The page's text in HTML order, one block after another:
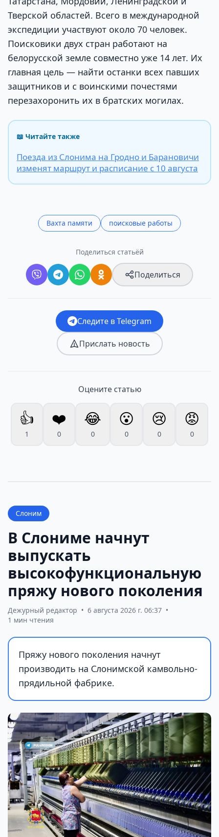
Тверской областей. Всего в международной
экспедиции участвуют около 70 человек.
Поисковики двух стран работают на
белорусской земле совместно уже 14 лет. Их
главная цель — найти останки всех павших
защитников и с воинскими почестями
перезахоронить их в братских могилах.
📖 Читайте также
Поезда из Слонима на Гродно и Барановичи
изменят маршрут и расписание с 10 августа
Вахта памяти поисковые работы
Поделиться статьёй
Поделиться
Следите в Telegram
Прислать новость
Оцените статью
👍
1
❤️
0
😂
0
😮
0
😢
0
😡
0
Слоним
В Слониме начнут
выпускать
высокофункциональную
пряжу нового поколения
Дежурный редактор • 6 августа 2026 г. 06:37 •
1 мин чтения
Пряжу нового поколения начнут
производить на Слонимской камвольно-
прядильной фабрике.